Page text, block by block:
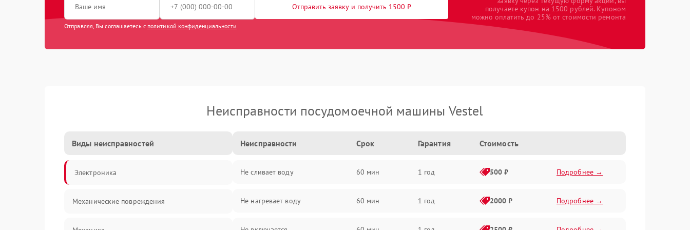
Отправить заявку и получить 1500 ₽
Отправляя, Вы соглашаетесь с политикой конфиденциальности
получаете купон на 1500 рублей. Купоном
можно оплатить до 25% от стоимости ремонта
Неисправности посудомоечной машины Vestel
Виды неисправностей
Электроника
Механические повреждения
Неисправности Срок Гарантия Стоимость
Не сливает воду 60 мин 1 год 500 ₽ Подробнее →
Не нагревает воду 60 мин 1 год 2000 ₽ Подробнее →